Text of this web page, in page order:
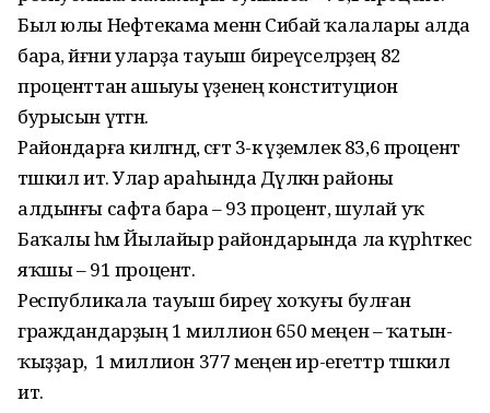
Был юлы Нефтекама менән Сибай ҡалалары алда
бара, йәғни уларҙа тауыш биреүселәрҙең 82
проценттан ашыуы үҙенең конституцион
бурысын үтәгән.
Райондарға килгәндә, сәғәт 3-кә әүҙемлек 83,6 процент
тәшкил итә. Улар араһында Дәүләкән районы
алдынғы сафта бара – 93 процент, шулай уҡ
Баҡалы һәм Йылайыр райондарында ла күрһәткес
яҡшы – 91 процент.
Республикала тауыш биреү хоҡуғы булған
граждандарҙың 1 миллион 650 меңен – ҡатын-
ҡыҙҙар, ә 1 миллион 377 меңен ир-егеттәр тәшкил
итә.